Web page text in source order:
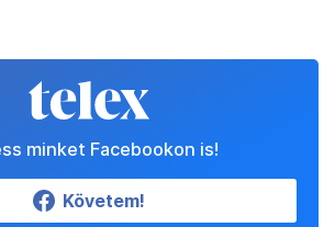
minket Facebookon is!
Követem!